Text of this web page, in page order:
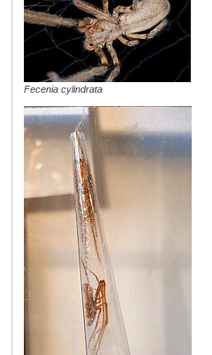
Fecenia cylindrata